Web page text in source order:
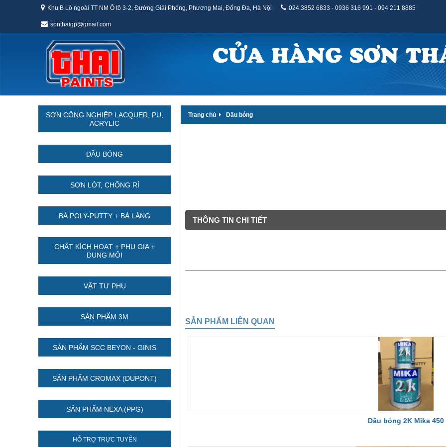
Khu B Lô ngoài TT NM Ô tô 3-2, Đường Giải Phóng, Phương Mai, Đống Đa, Hà Nội 024.3852 6833 - 0936 316 991 - 094 211 8885
sonthaigp@gmail.com
CỬA HÀNG SƠN
SƠN CÔNG NGHIỆP LACQUER, PU,
ACRYLIC
DẦU BÓNG
SƠN LÓT, CHỐNG RỈ
BẢ POLY-PUTTY + BẢ LÁNG
CHẤT KÍCH HOẠT + PHỤ GIA +
DUNG MÔI
VẬT TƯ PHỤ
SẢN PHẨM 3M
SẢN PHẨM SCC BEYON - GINIS
SẢN PHẨM CROMAX (DUPONT)
SẢN PHẨM NEXA (PPG)
HỖ TRỢ TRỰC TUYẾN
Trang chủ Dầu bóng
THÔNG TIN CHI TIẾT
SẢN PHẨM LIÊN QUAN
Dầu bóng 2K Mika 450